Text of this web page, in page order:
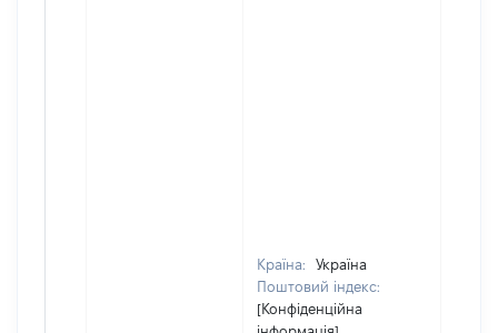
Країна:
Україна
Поштовий індекс:
[Конфіденційна